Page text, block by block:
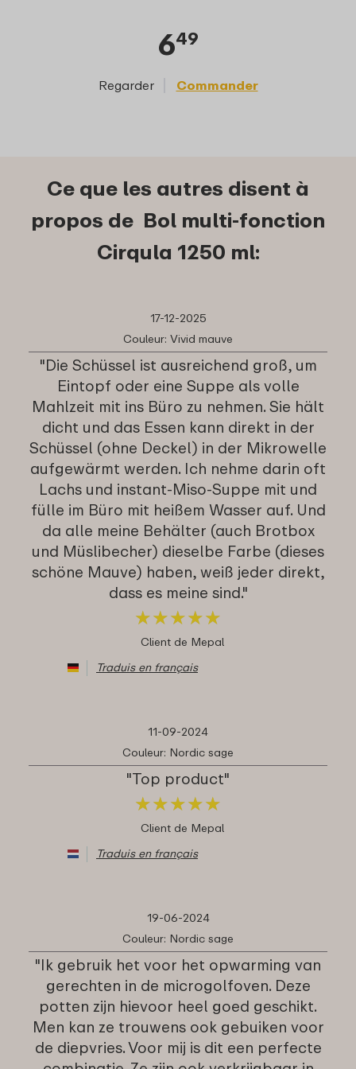
649
Regarder Commander
Ce que les autres disent à
propos de Bol multi-fonction
Cirqula 1250 ml:
17-12-2025
Couleur: Vivid mauve
"Die Schüssel ist ausreichend groß, um
Eintopf oder eine Suppe als volle
Mahlzeit mit ins Büro zu nehmen. Sie hält
dicht und das Essen kann direkt in der
Schüssel (ohne Deckel) in der Mikrowelle
aufgewärmt werden. Ich nehme darin oft
Lachs und instant-Miso-Suppe mit und
fülle im Büro mit heißem Wasser auf. Und
da alle meine Behälter (auch Brotbox
und Müslibecher) dieselbe Farbe (dieses
schöne Mauve) haben, weiß jeder direkt,
dass es meine sind."
★★★★★
★★★★★
Client de Mepal
Traduis en français
11-09-2024
Couleur: Nordic sage
"Top product"
★★★★★
★★★★★
Client de Mepal
Traduis en français
19-06-2024
Couleur: Nordic sage
"Ik gebruik het voor het opwarming van
gerechten in de microgolfoven. Deze
potten zijn hievoor heel goed geschikt.
Men kan ze trouwens ook gebuiken voor
de diepvries. Voor mij is dit een perfecte